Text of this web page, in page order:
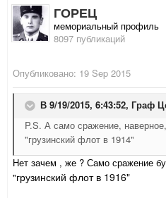
ГОРЕЦ
мемориальный профиль
8097 публикаций
Опубликовано: 19 Sep 2015
В 9/19/2015, 6:43:52, Граф
P.S. А само сражение,
"грузинский флот в 1914"
Нет зачем , же ? Само сражение
"грузинский флот в 1916"